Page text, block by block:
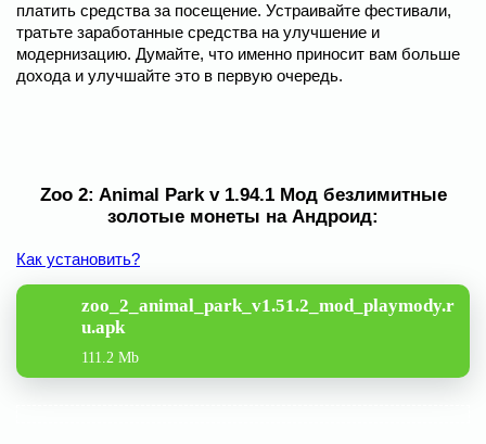
платить средства за посещение. Устраивайте фестивали,
тратьте заработанные средства на улучшение и
модернизацию. Думайте, что именно приносит вам больше
дохода и улучшайте это в первую очередь.
Zoo 2: Animal Park v 1.94.1 Мод безлимитные
золотые монеты на Андроид:
Как установить?
zoo_2_animal_park_v1.51.2_mod_playmody.r
u.apk
111.2 Mb